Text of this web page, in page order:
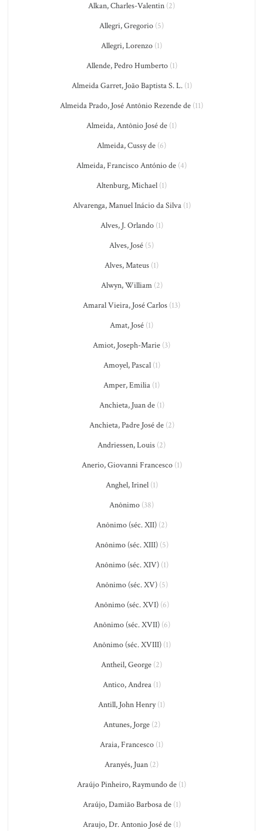
Alkan, Charles-Valentin (2)
Allegri, Gregorio (5)
Allegri, Lorenzo (1)
Allende, Pedro Humberto(1)
Almeida Garret, João Baptista S. L.(1)
Almeida Prado, José Antônio Rezende de (11)
Almeida, Antônio José de (1)
Almeida, Cussy de (6)
Almeida, Francisco António de (4)
Altenburg, Michael (1)
Alvarenga, Manuel Inácio da Silva(1)
Alves, J. Orlando(1)
Alves, José (5)
Alves, Mateus (1)
Alwyn, William(2)
Amaral Vieira, José Carlos (13)
Amat, José (1)
Amiot, Joseph-Marie (3)
Amoyel, Pascal(1)
Amper, Emilia (1)
Anchieta, Juan de(1)
Anchieta, Padre José de(2)
Andriessen, Louis (2)
Anerio, Giovanni Francesco(1)
Anghel, Irinel(1)
Anônimo (38)
Anônimo (séc. XII)(2)
Anônimo (séc. XIII)(5)
Anônimo (séc. XIV)(1)
Anônimo (séc. XV)(5)
Anônimo (séc. XVI)(6)
Anônimo (séc. XVII)(6)
Anônimo (séc. XVIII)(1)
Antheil, George (2)
Antico, Andrea(1)
Antill, John Henry(1)
Antunes, Jorge(2)
Araia, Francesco (1)
Aranyés, Juan (2)
Araújo Pinheiro, Raymundo de (1)
Araújo, Damião Barbosa de(1)
Araujo, Dr. Antonio José de(1)